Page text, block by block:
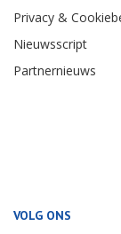
Privacy &
Nieuwsscript
Partnernieuws
VOLG ONS